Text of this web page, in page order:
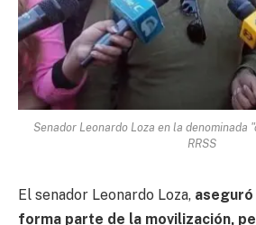
Senador Leonardo Loza en la denominada
RRSS
El senador Leonardo Loza, aseguró
forma parte de la movilización,